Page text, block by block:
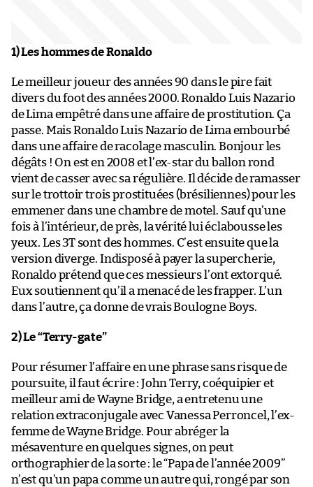
1) Les hommes de Ronaldo
Le meilleur joueur des années 90 dans le pire fait
divers du foot des années 2000. Ronaldo Luis Nazario
de Lima empêtré dans une affaire de prostitution. Ça
passe. Mais Ronaldo Luis Nazario de Lima embourbé
dans une affaire de racolage masculin. Bonjour les
dégâts ! On est en 2008 et l’ex-star du ballon rond
vient de casser avec sa régulière. Il décide de ramasser
sur le trottoir trois prostituées (brésiliennes) pour les
emmener dans une chambre de motel. Sauf qu’une
fois à l’intérieur, de près, la vérité lui éclabousse les
yeux. Les 3T sont des hommes. C’est ensuite que la
version diverge. Indisposé à payer la supercherie,
Ronaldo prétend que ces messieurs l’ont extorqué.
Eux soutiennent qu’il a menacé de les frapper. L’un
dans l’autre, ça donne de vrais Boulogne Boys.
2) Le “Terry-gate”
Pour résumer l’affaire en une phrase sans risque de
poursuite, il faut écrire : John Terry, coéquipier et
meilleur ami de Wayne Bridge, a entretenu une
relation extraconjugale avec Vanessa Perroncel, l’ex-
femme de Wayne Bridge. Pour abréger la
mésaventure en quelques signes, on peut
orthographier de la sorte : le “Papa de l’année 2009”
n’est qu’un papa comme un autre qui, rongé par son